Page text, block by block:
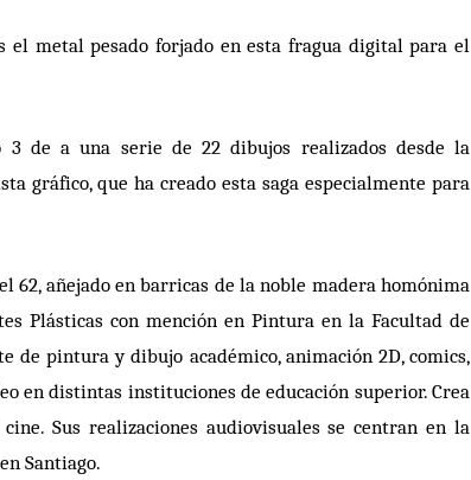
el metal pesado forjado en esta fragua digital para el
3 de a una serie de 22 dibujos realizados desde la
gráfico, que ha creado esta saga especialmente para
62, añejado en barricas de la noble madera homónima
Plásticas con mención en Pintura en la Facultad de
de pintura y dibujo académico, animación 2D, comics,
en distintas instituciones de educación superior. Crea
Sus realizaciones audiovisuales se centran en la
Santiago.